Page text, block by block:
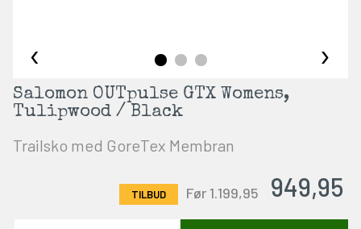
‹ ›
Salomon OUTpulse GTX Womens,
Tulipwood / Black
Trailsko med GoreTex Membran
949,95
Før 1.199,95